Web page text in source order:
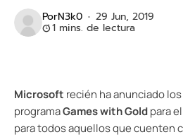
PorN3k0 29 Jun, 2019
1 mins. de lectura
Microsoft recién ha anunciado
programaGames with Goldpara
para todos aquellos que cuenten